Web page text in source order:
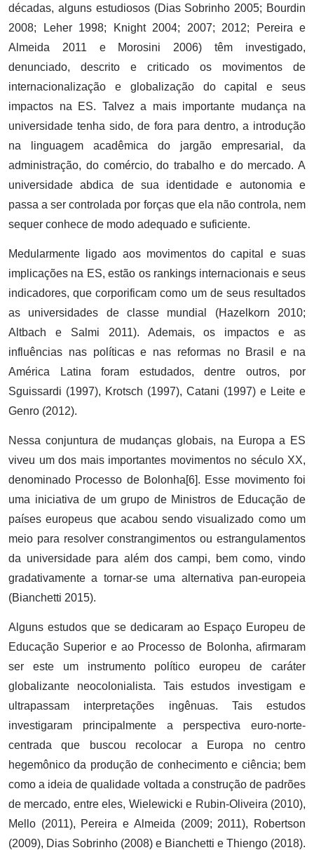
décadas, alguns estudiosos (Dias Sobrinho 2005; Bourdin
2008; Leher 1998; Knight 2004; 2007; 2012; Pereira e
Almeida 2011 e Morosini 2006) têm investigado,
denunciado, descrito e criticado os movimentos de
internacionalização e globalização do capital e seus
impactos na ES. Talvez a mais importante mudança na
universidade tenha sido, de fora para dentro, a introdução
na linguagem acadêmica do jargão empresarial, da
administração, do comércio, do trabalho e do mercado. A
universidade abdica de sua identidade e autonomia e
passa a ser controlada por forças que ela não controla, nem
sequer conhece de modo adequado e suficiente.
Medularmente ligado aos movimentos do capital e suas
implicações na ES, estão os rankings internacionais e seus
indicadores, que corporificam como um de seus resultados
as universidades de classe mundial (Hazelkorn 2010;
Altbach e Salmi 2011). Ademais, os impactos e as
influências nas políticas e nas reformas no Brasil e na
América Latina foram estudados, dentre outros, por
Sguissardi (1997), Krotsch (1997), Catani (1997) e Leite e
Genro (2012).
Nessa conjuntura de mudanças globais, na Europa a ES
viveu um dos mais importantes movimentos no século XX,
denominado Processo de Bolonha[6]. Esse movimento foi
uma iniciativa de um grupo de Ministros de Educação de
países europeus que acabou sendo visualizado como um
meio para resolver constrangimentos ou estrangulamentos
da universidade para além dos campi, bem como, vindo
gradativamente a tornar-se uma alternativa pan-europeia
(Bianchetti 2015).
Alguns estudos que se dedicaram ao Espaço Europeu de
Educação Superior e ao Processo de Bolonha, afirmaram
ser este um instrumento político europeu de caráter
globalizante neocolonialista. Tais estudos investigam e
ultrapassam interpretações ingênuas. Tais estudos
investigaram principalmente a perspectiva euro-norte-
centrada que buscou recolocar a Europa no centro
hegemônico da produção de conhecimento e ciência; bem
como a ideia de qualidade voltada a construção de padrões
de mercado, entre eles, Wielewicki e Rubin-Oliveira (2010),
Mello (2011), Pereira e Almeida (2009; 2011), Robertson
(2009), Dias Sobrinho (2008) e Bianchetti e Thiengo (2018).